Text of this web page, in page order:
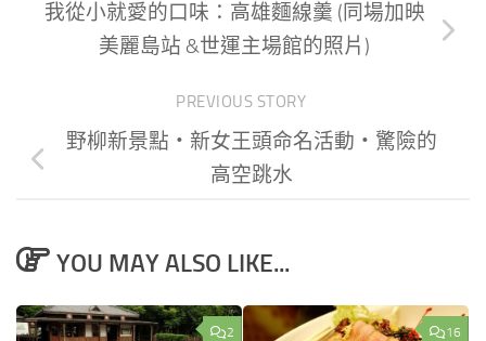
我從小就愛的口味：高雄麵線羹 (同場加映
美麗島站 &世運主場館的照片)
PREVIOUS STORY
野柳新景點‧新女王頭命名活動‧驚險的
高空跳水
YOU MAY ALSO LIKE...
2 16